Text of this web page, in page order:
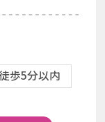
歩5分以内